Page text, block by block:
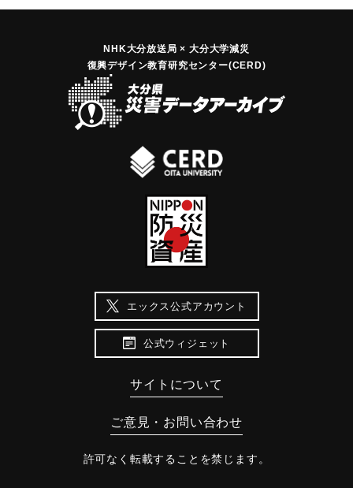
NHK大分放送局 × 大分大学減災
復興デザイン教育研究センター(CERD)
エックス公式アカウント
公式ウィジェット
サイトについて
ご意見・お問い合わせ
許可なく転載することを禁じます。